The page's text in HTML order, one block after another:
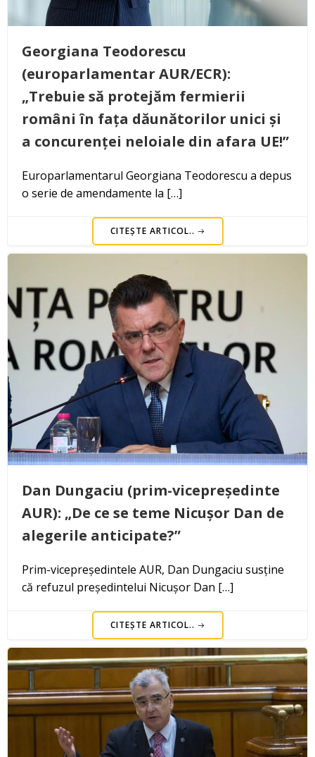
Georgiana Teodorescu
(europarlamentar AUR/ECR):
„Trebuie să protejăm fermierii
români în fața dăunătorilor unici și
a concurenței neloiale din afara UE!”
Europarlamentarul Georgiana Teodorescu a depus
o serie de amendamente la […]
CITEȘTE ARTICOL..
Dan Dungaciu (prim-vicepreședinte
AUR): „De ce se teme Nicușor Dan de
alegerile anticipate?”
Prim-vicepreședintele AUR, Dan Dungaciu susține
că refuzul președintelui Nicușor Dan […]
CITEȘTE ARTICOL..